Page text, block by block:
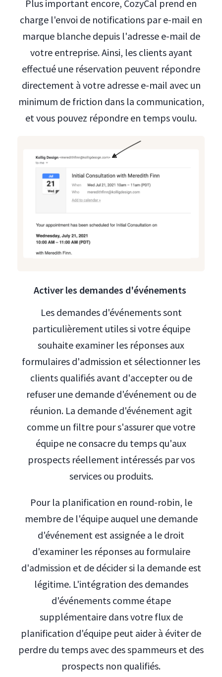
Plus important encore, CozyCal prend en
charge l'envoi de notifications par e-mail en
marque blanche depuis l'adresse e-mail de
votre entreprise. Ainsi, les clients ayant
effectué une réservation peuvent répondre
directement à votre adresse e-mail avec un
minimum de friction dans la communication,
et vous pouvez répondre en temps voulu.
Activer les demandes d'événements
Les demandes d'événements sont
particulièrement utiles si votre équipe
souhaite examiner les réponses aux
formulaires d'admission et sélectionner les
clients qualifiés avant d'accepter ou de
refuser une demande d'événement ou de
réunion. La demande d'événement agit
comme un filtre pour s'assurer que votre
équipe ne consacre du temps qu'aux
prospects réellement intéressés par vos
services ou produits.
Pour la planification en round-robin, le
membre de l'équipe auquel une demande
d'événement est assignée a le droit
d'examiner les réponses au formulaire
d'admission et de décider si la demande est
légitime. L'intégration des demandes
d'événements comme étape
supplémentaire dans votre flux de
planification d'équipe peut aider à éviter de
perdre du temps avec des spammeurs et des
prospects non qualifiés.